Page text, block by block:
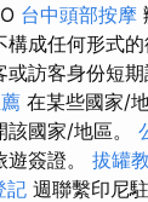
台中頭部按摩
成任何形式的
訪客身份短
在某些國家/
國家/地區。
簽證。 拔罐
記 週聯繫印尼